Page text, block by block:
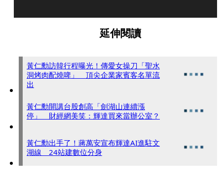
延伸閱讀
黃仁勳訪韓行程曝光！傳愛女操刀「聖水
洞烤肉配燒啤」 頂尖企業家賓客名單流
出
黃仁勳開講台股創高「劍湖山連續漲
停」 財經網美笑：輝達買來當辦公室？
黃仁勳出手了！蔣萬安宣布輝達AI進駐文
湖線 24站建數位分身